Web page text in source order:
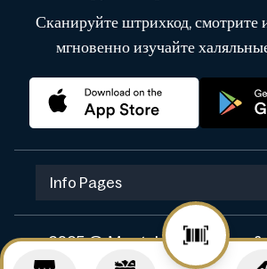
Сканируйте штрихкод, смотрите
мгновенно изучайте
Info Pages
2025 © Mustakshif. Design &